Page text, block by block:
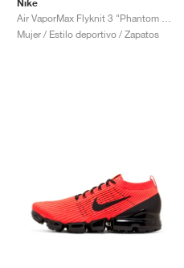
Nike
Mujer / Estilo deportivo / Zapatos